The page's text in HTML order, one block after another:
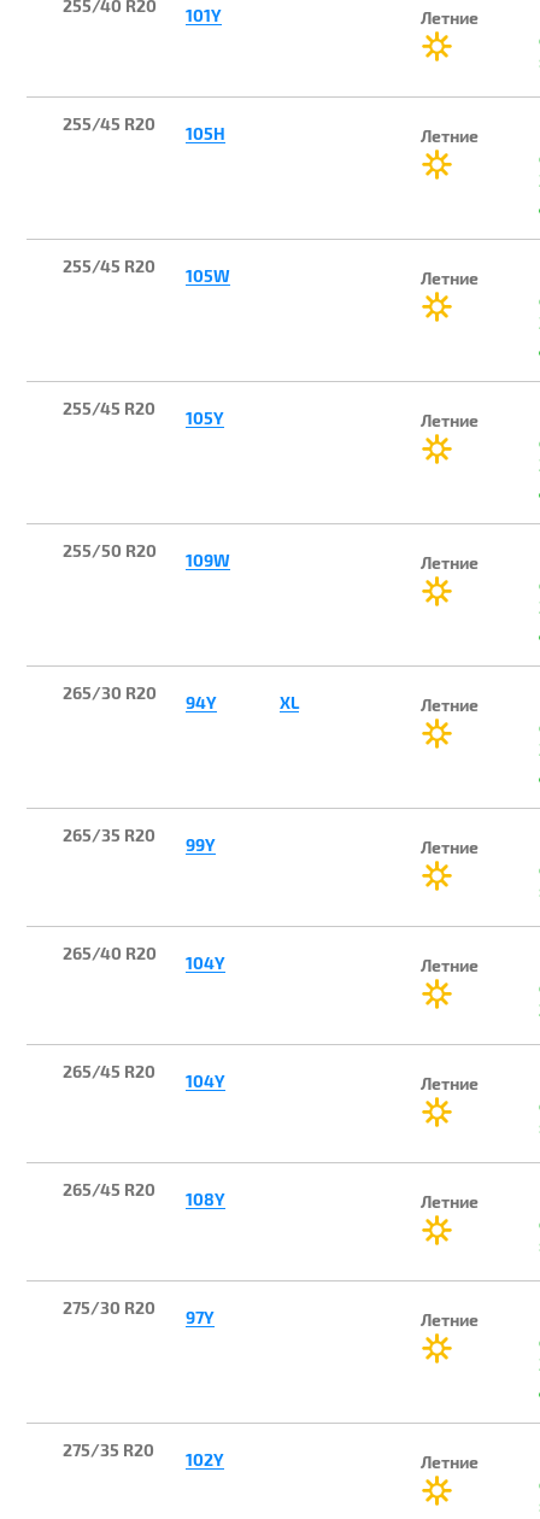
255/40 R20 101Y Летние
255/45 R20 105H Летние
255/45 R20 105W Летние
255/45 R20 105Y Летние
255/50 R20 109W Летние
265/30 R20 94Y XL Летние
265/35 R20 99Y Летние
265/40 R20 104Y Летние
265/45 R20 104Y Летние
265/45 R20 108Y Летние
275/30 R20 97Y Летние
275/35 R20 102Y Летние